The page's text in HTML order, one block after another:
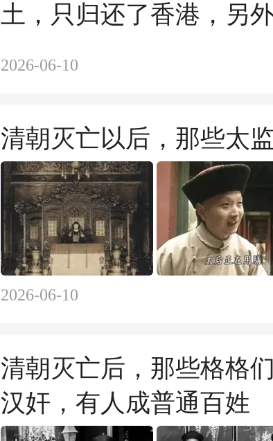
土，只归还了香港，另
2026-06-10
清朝灭亡以后，那些太
2026-06-10
清朝灭亡后，那些格格
汉奸，有人成普通百姓